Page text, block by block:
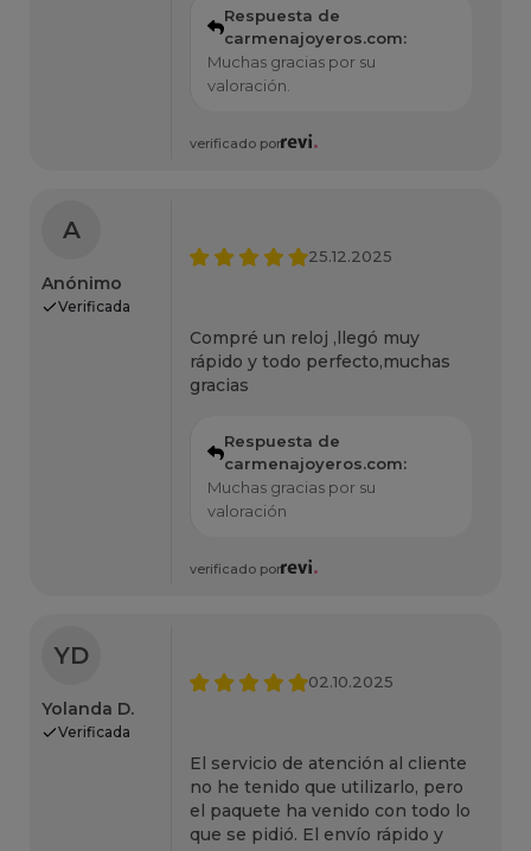
Respuesta de
carmenajoyeros.com:
Muchas gracias por su
valoración.
verificado por
A
Anónimo
Verificada
25.12.2025
Compré un reloj ,llegó muy
rápido y todo perfecto,muchas
gracias
Respuesta de
carmenajoyeros.com:
Muchas gracias por su
valoración
verificado por
YD
Yolanda D.
Verificada
02.10.2025
El servicio de atención al cliente
no he tenido que utilizarlo, pero
el paquete ha venido con todo lo
que se pidió. El envío rápido y